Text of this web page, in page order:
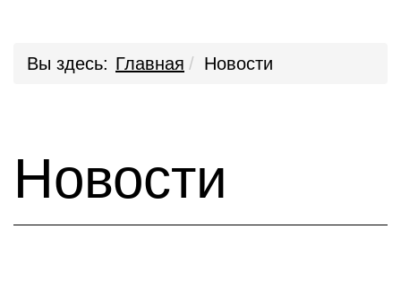
Вы здесь: Главная Новости
Новости